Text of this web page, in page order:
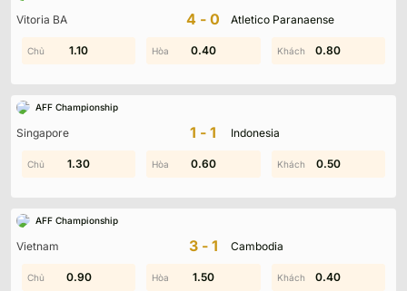
Vitoria BA 4-0 Atletico Paranaense
2.00 1.70 0.20
1.10 0.40 0.80
AFF Championship
Singapore 1-1 Indonesia
1.80 1.60 0.80
1.30 0.60 0.50
AFF Championship
Vietnam 3-1 Cambodia
1.50 0.80 1.10
0.90 1.50 0.40